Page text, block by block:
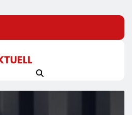
Wollen Mit
Heizung Überwachen
Chornobyl: